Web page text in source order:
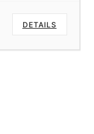
DETAILS